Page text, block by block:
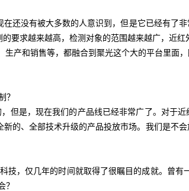
没有被大多数的人意识到，但是它已经有了非
要求越来越高，检测对象的范围越来越广，近红
和销售等，都融合到聚光这个大的平台里面
？
是，现在我们的产品线已经非常广了。对于近
的、全部技术升级的产品投放市场。我们是不
仅几年的时间就取得了很瞩目的成就。曾有
？